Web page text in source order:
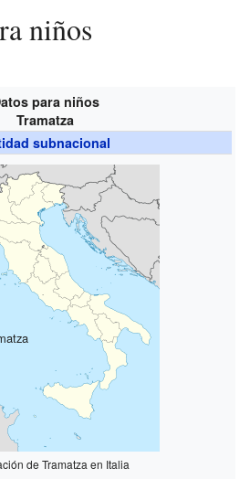
niños
para niños
Tramatza
subnacional
de Tramatza en Italia